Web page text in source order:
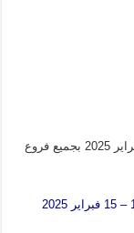
سارية من الخميس للسبت 13 – 14 – 15 فبراير 2025